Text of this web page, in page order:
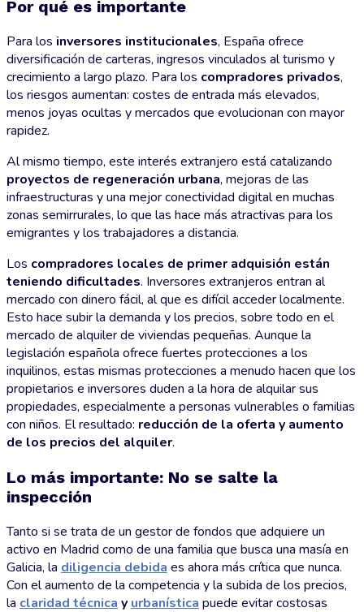
Por qué es importante
Para los inversores institucionales, España ofrece
diversificación de carteras, ingresos vinculados al turismo y
crecimiento a largo plazo. Para los compradores privados,
los riesgos aumentan: costes de entrada más elevados,
menos joyas ocultas y mercados que evolucionan con mayor
rapidez.
Al mismo tiempo, este interés extranjero está catalizando
proyectos de regeneración urbana, mejoras de las
infraestructuras y una mejor conectividad digital en muchas
zonas semirrurales, lo que las hace más atractivas para los
emigrantes y los trabajadores a distancia.
Los compradores locales de primer adquisión están
teniendo dificultades. Inversores extranjeros entran al
mercado con dinero fácil, al que es difícil acceder localmente.
Esto hace subir la demanda y los precios, sobre todo en el
mercado de alquiler de viviendas pequeñas. Aunque la
legislación española ofrece fuertes protecciones a los
inquilinos, estas mismas protecciones a menudo hacen que los
propietarios e inversores duden a la hora de alquilar sus
propiedades, especialmente a personas vulnerables o familias
con niños. El resultado: reducción de la oferta y aumento
de los precios del alquiler.
Lo más importante: No se salte la
inspección
Tanto si se trata de un gestor de fondos que adquiere un
activo en Madrid como de una familia que busca una masía en
Galicia, la diligencia debida es ahora más crítica que nunca.
Con el aumento de la competencia y la subida de los precios,
la claridad técnica y urbanística puede evitar costosas